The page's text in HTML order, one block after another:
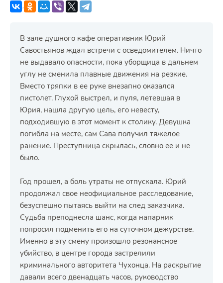
В зале душного кафе оперативник Юрий
Савостьянов ждал встречи с осведомителем. Ничто
не выдавало опасности, пока уборщица в дальнем
углу не сменила плавные движения на резкие.
Вместо тряпки в ее руке внезапно оказался
пистолет. Глухой выстрел, и пуля, летевшая в
Юрия, нашла другую цель, его невесту,
подходившую в этот момент к столику. Девушка
погибла на месте, сам Сава получил тяжелое
ранение. Преступница скрылась, словно ее и не
было.
Год прошел, а боль утраты не отпускала. Юрий
продолжал свое неофициальное расследование,
безуспешно пытаясь выйти на след заказчика.
Судьба преподнесла шанс, когда напарник
попросил подменить его на суточном дежурстве.
Именно в эту смену произошло резонансное
убийство, в центре города застрелили
криминального авторитета Чухонца. На раскрытие
давали всего двенадцать часов, руководство